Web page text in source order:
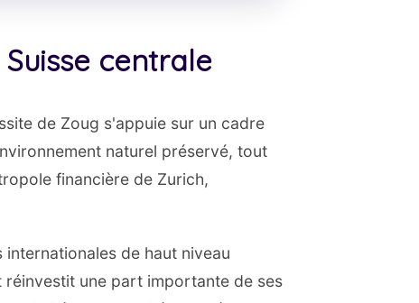
centrale
de Zoug s'appuie sur un cadre
naturel préservé, tout
financière de Zurich,
de haut niveau
réinvestit une part importante de ses